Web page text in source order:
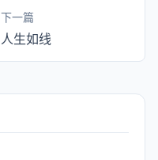
下一篇
人生如线